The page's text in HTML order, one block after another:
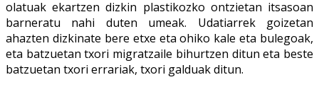
olatuak ekartzen dizkin plastikozko ontzietan itsasoan
barneratu nahi duten umeak. Udatiarrek goizetan
ahazten dizkinate bere etxe eta ohiko kale eta bulegoak,
eta batzuetan txori migratzaile bihurtzen ditun eta beste
batzuetan txori errariak, txori galduak ditun.